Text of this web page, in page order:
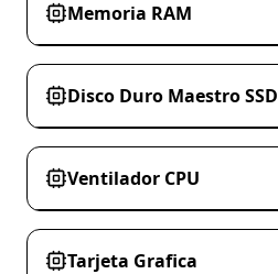
Memoria RAM
Disco Duro Maestro SSD
Ventilador CPU
Tarjeta Grafica